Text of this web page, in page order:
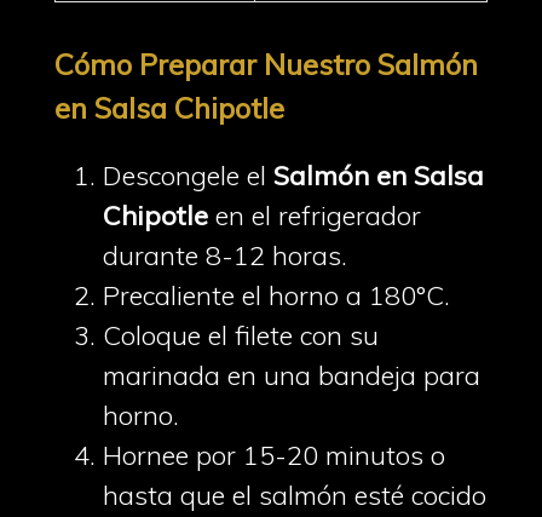
Cómo Preparar Nuestro Salmón
en Salsa Chipotle
Descongele el Salmón en Salsa
Chipotle en el refrigerador
durante 8-12 horas.
Precaliente el horno a 180°C.
Coloque el filete con su
marinada en una bandeja para
horno.
Hornee por 15-20 minutos o
hasta que el salmón esté cocido